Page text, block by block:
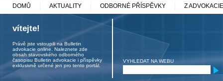
DOMŮ AKTUALITY ODBORNÉ PŘÍSPĚVKY Z ADVOKACIE
vítejte!
Právě jste vstoupili na Bulletin
advokacie online. Naleznete zde
obsah stavovského odborného
časopisu Bulletin advokacie i příspěvky
exklusivně určené jen pro tento portál.
VYHLEDAT NA WEBU